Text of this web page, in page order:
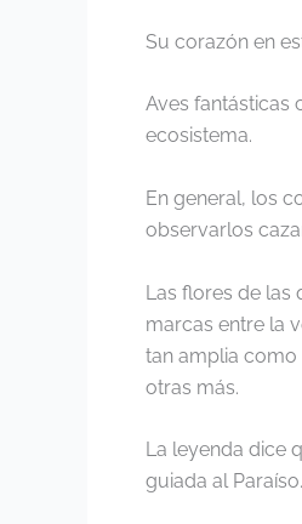
Su corazón en
Aves fantásticas
ecosistema.
En general, los
observarlos
Las flores de las
marcas entre la
tan amplia como
otras más.
La leyenda dice
guiada al Paraíso.